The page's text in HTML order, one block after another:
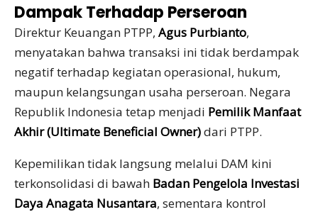
Dampak Terhadap Perseroan
Direktur Keuangan PTPP, Agus Purbianto,
menyatakan bahwa transaksi ini tidak berdampak
negatif terhadap kegiatan operasional, hukum,
maupun kelangsungan usaha perseroan. Negara
Republik Indonesia tetap menjadi Pemilik Manfaat
Akhir (Ultimate Beneficial Owner)dari PTPP.
Kepemilikan tidak langsung melalui DAM kini
terkonsolidasi di bawah Badan Pengelola Investasi
Daya Anagata Nusantara, sementara kontrol